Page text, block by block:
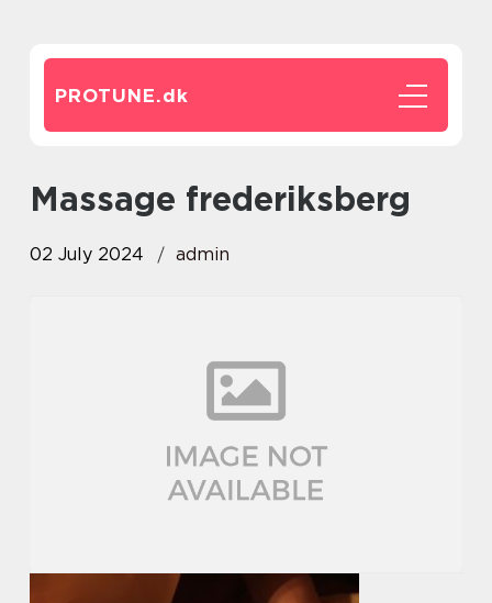
PROTUNE.dk
massage frederiksberg
02 July 2024 admin